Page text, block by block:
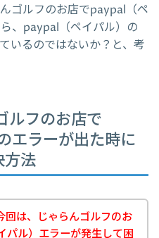
ゴルフのお店でpaypal（ペ
、paypal（ペイパル）の
いるのではないか？と、考
ルフのお店で
エラーが出た時に
方法
回は、じゃらんゴルフのお
パル）エラーが発生して困